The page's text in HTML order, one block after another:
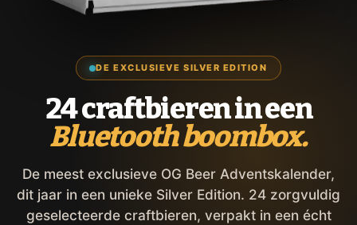
DE EXCLUSIEVE SILVER EDITION
24 craftbieren in een
Bluetooth boombox.
De meest exclusieve OG Beer Adventskalender,
dit jaar in een unieke Silver Edition. 24 zorgvuldig
geselecteerde craftbieren, verpakt in een écht